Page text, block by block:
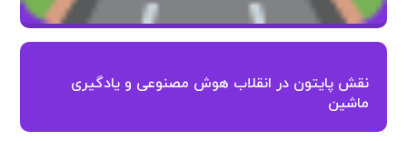
نقش پایتون در انقلاب هوش مصنوعی و یادگیری
ماشین